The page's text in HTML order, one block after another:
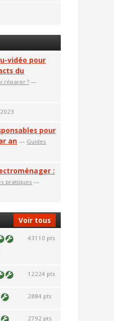
vidéo pour
du
réparer ?—
pour
an — Guides
:
pratiques —
Voir tous
43110 pts
12224 pts
2884 pts
2792 pts